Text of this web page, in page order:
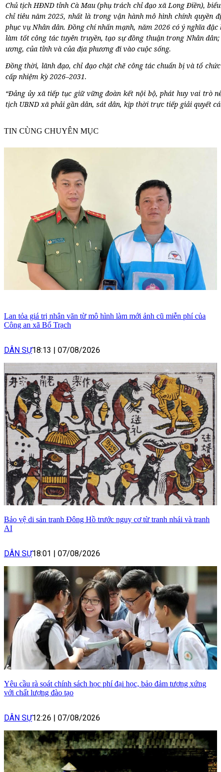
Chủ tịch HĐND tỉnh Cà Mau (phụ trách chỉ đạo xã Long Điền),
chỉ tiêu năm 2025, nhất là trong vận hành mô hình chính quyền
phục vụ Nhân dân. Đồng chí nhấn mạnh, năm 2026 có ý nghĩa
làm tốt công tác tuyên truyền, tạo sự đồng thuận trong Nhân
ương, của tỉnh và của địa phương đi vào cuộc sống.
Đồng thời, lãnh đạo, chỉ đạo chặt chẽ công tác chuẩn bị và tổ
cấp nhiệm kỳ 2026–2031.
“Đảng ủy xã tiếp tục giữ vững đoàn kết nội bộ, phát huy vai trò
tịch UBND xã phải gần dân, sát dân, kịp thời trực tiếp giải quyết
TIN CÙNG CHUYÊN MỤC
Lan tỏa giá trị nhân văn từ mô hình làm mới ảnh cũ miễn phí của
Công an xã Bố Trạch
DÂN SỰ18:13 07/08/2026
Bảo vệ di sản tranh Đông Hồ trước nguy cơ từ tranh nhái và tranh
AI
DÂN SỰ18:01 07/08/2026
Yêu cầu rà soát chính sách học phí đại học, bảo đảm tương xứng
với chất lượng đào tạo
DÂN SỰ12:26 | 07/08/2026